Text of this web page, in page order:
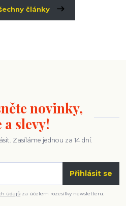
články
novinky,
a slevy!
Zasíláme jednou za 14 dní.
Přihlásit se
údajů za účelem rozesílky newsletteru.